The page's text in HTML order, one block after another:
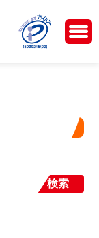
検索